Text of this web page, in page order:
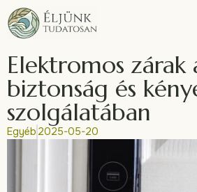
Elektromos zárak
biztonság és
szolgálatában
Egyéb 2025-05-20